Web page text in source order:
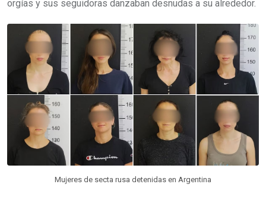
orgías y sus seguidoras danzaban desnudas a su alrededor.
Mujeres de secta rusa detenidas en Argentina